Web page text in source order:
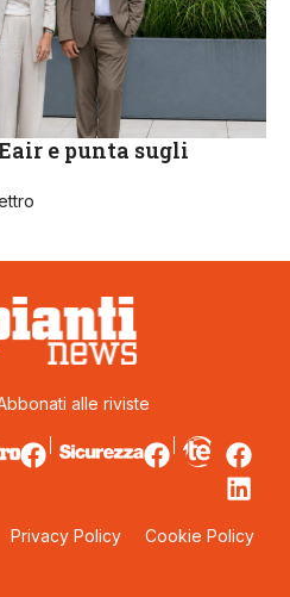
e punta sugli
alle riviste
Privacy Policy Cookie Policy